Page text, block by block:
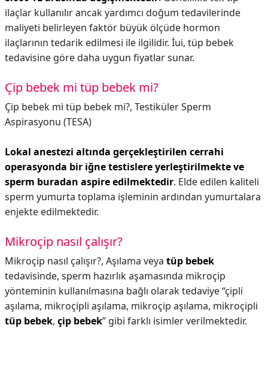
ilaçlar kullanılır ancak yardımcı doğum tedavilerinde
maliyeti belirleyen faktör büyük ölçüde hormon
ilaçlarının tedarik edilmesi ile ilgilidir. İui, tüp bebek
tedavisine göre daha uygun fiyatlar sunar.
Çip bebek mi tüp bebek mi?
Çip bebek mi tüp bebek mi?, Testiküler Sperm
Aspirasyonu (TESA)
Lokal anestezi altında gerçekleştirilen cerrahi
operasyonda bir iğne testislere yerleştirilmekte ve
sperm buradan aspire edilmektedir. Elde edilen kaliteli
sperm yumurta toplama işleminin ardından yumurtalara
enjekte edilmektedir.
Mikroçip nasıl çalışır?
Mikroçip nasıl çalışır?, Aşılama veya tüp bebek
tedavisinde, sperm hazırlık aşamasında mikroçip
yönteminin kullanılmasına bağlı olarak tedaviye “çipli
aşılama, mikroçipli aşılama, mikroçip aşılama, mikroçipli
tüp bebek, çip bebek” gibi farklı isimler verilmektedir.